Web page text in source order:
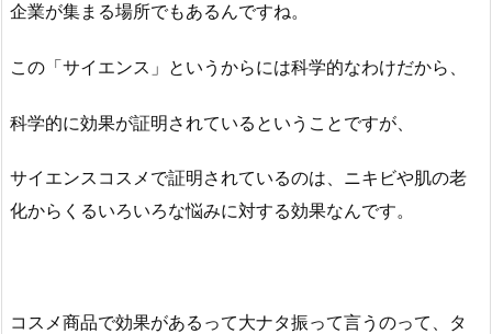
企業が集まる場所でもあるんですね。
この「サイエンス」というからには科学的なわけだから、
科学的に効果が証明されているということですが、
サイエンスコスメで証明されているのは、ニキビや肌の老
化からくるいろいろな悩みに対する効果なんです。
コスメ商品で効果があるって大ナタ振って言うのって、タ